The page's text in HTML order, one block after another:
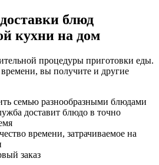
блюд
кухни на дом
процедуры приготовки еды.
вы получите и другие
семью разнообразными блюдами
доставит блюдо в точно
времени, затрачиваемое на
заказ